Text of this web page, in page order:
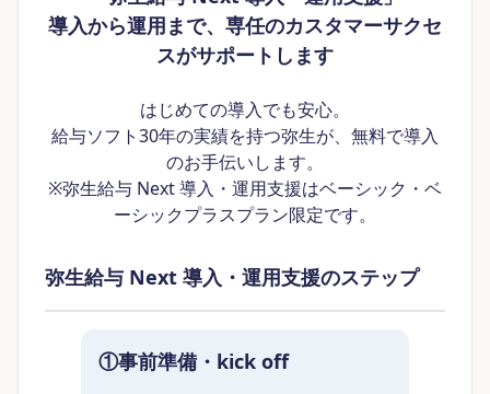
導入から運用まで、専任のカスタマーサクセ
スがサポートします
はじめての導入でも安心。
給与ソフト30年の実績を持つ弥生が、無料で導入
のお手伝いします。
※弥生給与 Next 導入・運用支援はベーシック・ベ
ーシックプラスプラン限定です。
弥生給与 Next 導入・運用支援のステップ
①事前準備・kick off